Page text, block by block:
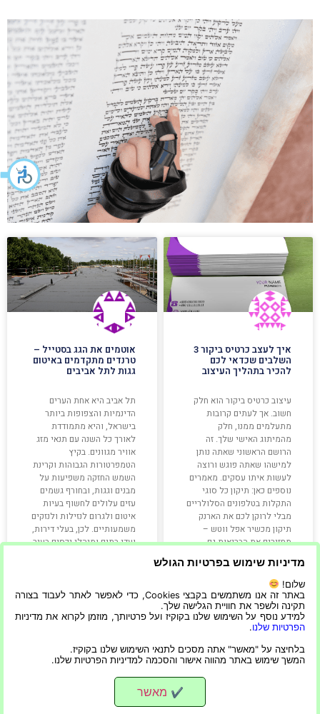
איך לעצב כרטיס ביקור 3
השלבים שכדאי לכם
להכיר בתהליך העיצוב
עיצוב כרטיס ביקור הוא חלק
חשוב. אך לעתים קרובות
מתעלמים ממנו, חלק
מהמיתוג האישי שלך. זה
הרושם הראשוני שאתה נותן
למישהו שאתה פוגש ורוצה
לעשות איתו עסקים. מאמרים
נוספים כאן: תיקון כל סוגי
התקלות בטלפונים הסלולריים
מבלי לרוקן לכם את הארנק
תיקון מכשיר אפל ווטש –
מחזירים את הבריאות גם
קרא עוד »
19/10/2022
אוטמים את הגג בסטייל –
טרנדים מתקדמים באיטום
גגות לתל אביבים
תל אביב היא אחת הערים
הדינמיות והצפופות ביותר
בישראל, והיא מתמודדת
לאורך כל השנה עם תנאי מזג
אוויר מגוונים. בקיץ
הטמפרטורות הגבוהות וקרינת
השמש החזקה משפיעות על
מבנים וגגות, ובחורף גשמים
עזים עלולים לחשוף בעיות
איטום ולגרום לנזילות ולנזקים
משמעותיים. לכן, בעלי דירות,
ועדי בתים ומנהלי נכסים בעיר
קרא עוד »
מדיניות שימוש בפרטיות הגולש
שלום!
באתר זה אנו משתמשים בקבצי Cookies, כדי לאפשר לאתר לעבוד בצורה
תקינה ולשפר את חוויית הגלישה שלך.
למידע נוסף על השימוש שלנו בקוקיז ועל פרטיותך, מוזמן לקרוא את מדיניות
הפרטיות שלנו.
בלחיצה על "מאשר" אתה מסכים לתנאי השימוש שלנו בקוקיז.
המשך שימוש באתר מהווה אישור והסכמה למדיניות הפרטיות שלנו.
✔ מאשר